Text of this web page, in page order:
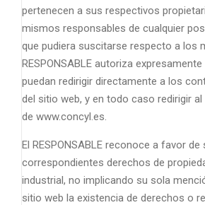
pertenecen a sus respectivos
mismos responsables de cualquier
que pudiera suscitarse respecto a los
RESPONSABLE autoriza
puedan redirigir directamente a los
del sitio web, y en todo caso redirigir
de www.concyl.es.
El RESPONSABLE reconoce a favor
correspondientes derechos de
industrial, no implicando su sola
sitio web la existencia de derechos o